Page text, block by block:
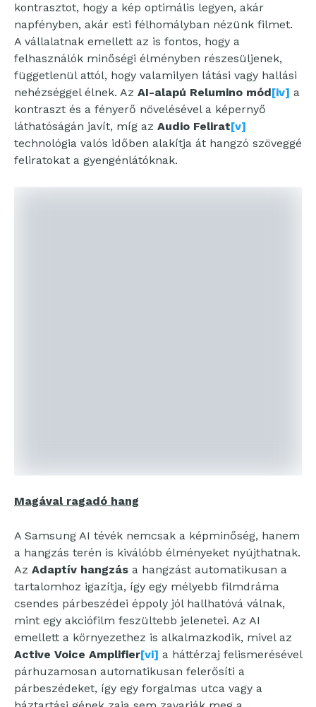
kontrasztot, hogy a kép optimális legyen, akár
napfényben, akár esti félhomályban nézünk filmet.
A vállalatnak emellett az is fontos, hogy a
felhasználók minőségi élményben részesüljenek,
függetlenül attól, hogy valamilyen látási vagy hallási
nehézséggel élnek. Az AI-alapú Relumino mód[iv] a
kontraszt és a fényerő növelésével a képernyő
láthatóságán javít, míg az Audio Felirat[v]
technológia valós időben alakítja át hangzó szöveggé
feliratokat a gyengénlátóknak.
Magával ragadó hang
A Samsung AI tévék nemcsak a képminőség, hanem
a hangzás terén is kiválóbb élményeket nyújthatnak.
Az Adaptív hangzás a hangzást automatikusan a
tartalomhoz igazítja, így egy mélyebb filmdráma
csendes párbeszédei éppoly jól hallhatóvá válnak,
mint egy akciófilm feszültebb jelenetei. Az AI
emellett a környezethez is alkalmazkodik, mivel az
Active Voice Amplifier[vi] a háttérzaj felismerésével
párhuzamosan automatikusan felerősíti a
párbeszédeket, így egy forgalmas utca vagy a